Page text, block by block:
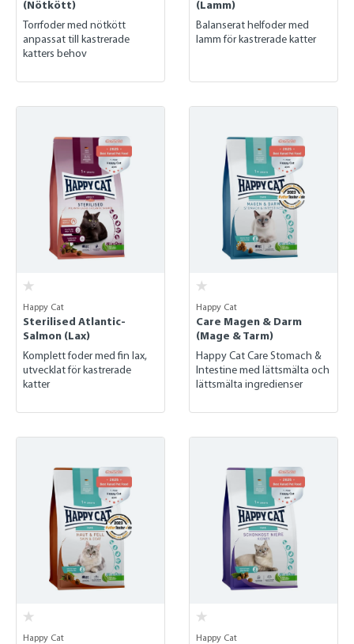
(Nötkött)
Torrfoder med nötkött
anpassat till kastrerade
katters behov
(Lamm)
Balanserat helfoder med
lamm för kastrerade katter
Happy Cat
Sterilised Atlantic-
Salmon (Lax)
Komplett foder med fin lax,
utvecklat för kastrerade
katter
Happy Cat
Care Magen & Darm
(Mage & Tarm)
Happy Cat Care Stomach &
Intestine med lättsmälta och
lättsmälta ingredienser
Happy Cat Happy Cat